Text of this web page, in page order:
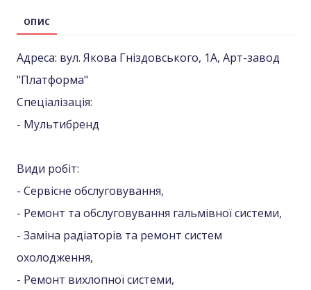
ОПИС
Адреса: вул. Якова Гніздовського, 1А, Арт-завод
"Платформа"
Спеціалізація:
- Мультибренд
Види робіт:
- Сервісне обслуговування,
- Ремонт та обслуговування гальмівної системи,
- Заміна радіаторів та ремонт систем
охолодження,
- Ремонт вихлопної системи,